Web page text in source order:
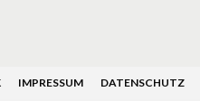
IMPRESSUM DATENSCHUTZ